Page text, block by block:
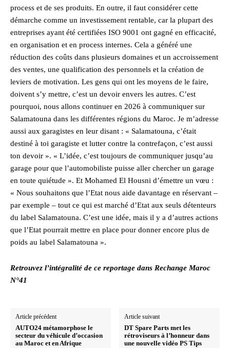
process et de ses produits. En outre, il faut considérer cette
démarche comme un investissement rentable, car la plupart des
entreprises ayant été certifiées ISO 9001 ont gagné en efficacité,
en organisation et en process internes. Cela a généré une
réduction des coûts dans plusieurs domaines et un accroissement
des ventes, une qualification des personnels et la création de
leviers de motivation. Les gens qui ont les moyens de le faire,
doivent s’y mettre, c’est un devoir envers les autres. C’est
pourquoi, nous allons continuer en 2026 à communiquer sur
Salamatouna dans les différentes régions du Maroc. Je m’adresse
aussi aux garagistes en leur disant : « Salamatouna, c’était
destiné à toi garagiste et lutter contre la contrefaçon, c’est aussi
ton devoir ». « L’idée, c’est toujours de communiquer jusqu’au
garage pour que l’automobiliste puisse aller chercher un garage
en toute quiétude ». Et Mohamed El Housni d’émettre un vœu :
« Nous souhaitons que l’Etat nous aide davantage en réservant –
par exemple – tout ce qui est marché d’Etat aux seuls détenteurs
du label Salamatouna. C’est une idée, mais il y a d’autres actions
que l’Etat pourrait mettre en place pour donner encore plus de
poids au label Salamatouna ».
Retrouvez l’intégralité de ce reportage dans Rechange Maroc
N°41
Article précédent
AUTO24 métamorphose le
secteur du véhicule d’occasion
au Maroc et en Afrique
Article suivant
DT Spare Parts met les
rétroviseurs à l’honneur dans
une nouvelle vidéo PS Tips